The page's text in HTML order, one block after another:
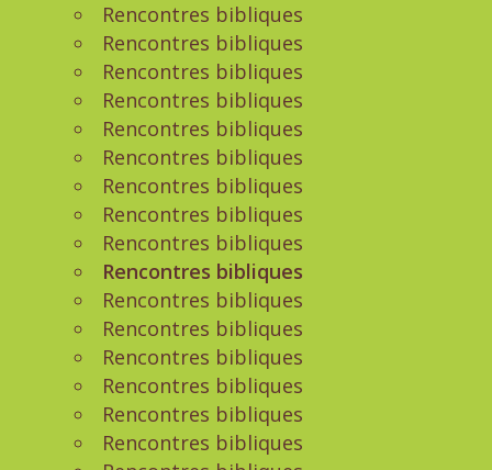
Rencontres bibliques
Rencontres bibliques
Rencontres bibliques
Rencontres bibliques
Rencontres bibliques
Rencontres bibliques
Rencontres bibliques
Rencontres bibliques
Rencontres bibliques
Rencontres bibliques
Rencontres bibliques
Rencontres bibliques
Rencontres bibliques
Rencontres bibliques
Rencontres bibliques
Rencontres bibliques